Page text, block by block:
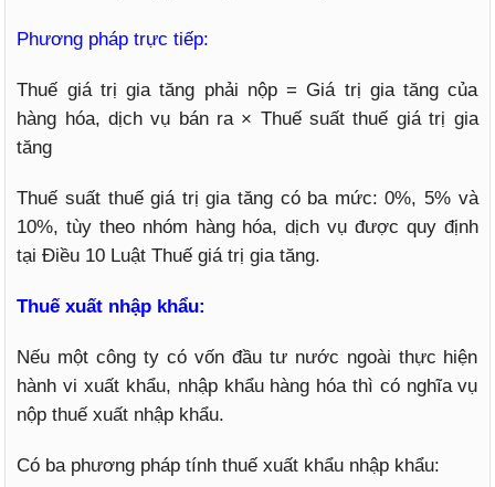
Phương pháp trực tiếp:
Thuế giá trị gia tăng phải nộp = Giá trị gia tăng của
hàng hóa, dịch vụ bán ra × Thuế suất thuế giá trị gia
tăng
Thuế suất thuế giá trị gia tăng có ba mức: 0%, 5% và
10%, tùy theo nhóm hàng hóa, dịch vụ được quy định
tại Điều 10 Luật Thuế giá trị gia tăng.
Thuế xuất nhập khẩu:
Nếu một công ty có vốn đầu tư nước ngoài thực hiện
hành vi xuất khẩu, nhập khẩu hàng hóa thì có nghĩa vụ
nộp thuế xuất nhập khẩu.
Có ba phương pháp tính thuế xuất khẩu nhập khẩu: